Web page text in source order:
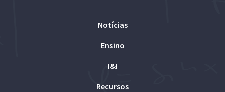
Notícias
Ensino
I&I
Recursos